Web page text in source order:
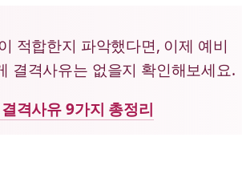
적합한지 파악했다면, 이제 예비
결격사유는 없을지 확인해보세요.
격사유 9가지 총정리